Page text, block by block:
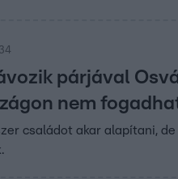
párjával
nem
családot akar alapítani,